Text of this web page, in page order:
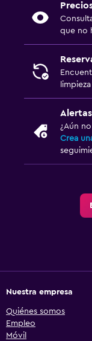
que no
¿Aún
Crea
Nuestra empresa
Quiénes somos
Empleo
Móvil